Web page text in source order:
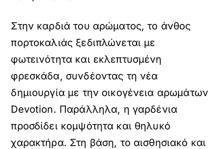
Στην καρδιά του αρώματος, το άνθος
πορτοκαλιάς ξεδιπλώνεται με
φωτεινότητα και εκλεπτυσμένη
φρεσκάδα, συνδέοντας τη νέα
δημιουργία με την οικογένεια αρωμάτων
Devotion. Παράλληλα, η γαρδένια
προσδίδει κομψότητα και θηλυκό
χαρακτήρα. Στη βάση, το αισθησιακό και